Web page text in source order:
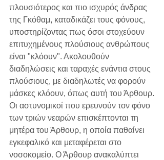
πλουσιότερος και πιο ισχυρός άνδρας
της Γκόθαμ, καταδικάζει τους φόνους,
υποστηρίζοντας πως όσοι στοχεύουν
επιτυχημένους πλούσιους ανθρώπους
είναι "κλόουν". Ακολουθούν
διαδηλώσεις και ταραχές ενάντια στους
πλούσιους, με διαδηλωτές να φορούν
μάσκες κλόουν, όπως αυτή του Άρθουρ.
Οι αστυνομικοί που ερευνούν τον φόνο
των τριών νεαρών επισκέπτονται τη
μητέρα του Άρθουρ, η οποία παθαίνει
εγκεφαλικό και μεταφέρεται στο
νοσοκομείο. Ο Άρθουρ ανακαλύπτει